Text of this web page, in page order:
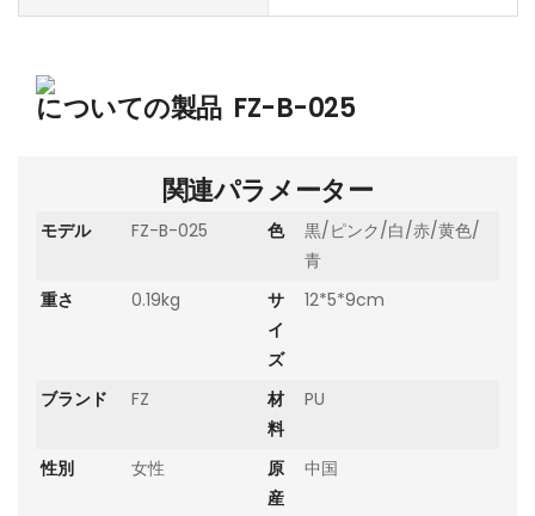
についての製品 FZ-B-025
関連パラメーター
モデル FZ-B-025 色
黒/ピンク/白/赤/黄色/
青
重さ
0.19kg
サ
イ
ズ
12*5*9cm
ブランド FZ
材
料
PU
性別 女性
原
産
中国